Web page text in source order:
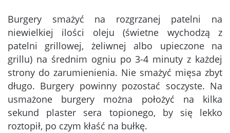
Burgery smażyć na rozgrzanej patelni na
niewielkiej ilości oleju (świetne wychodzą z
patelni grillowej, żeliwnej albo upieczone na
grillu) na średnim ogniu po 3-4 minuty z każdej
strony do zarumienienia. Nie smażyć mięsa zbyt
długo. Burgery powinny pozostać soczyste. Na
usmażone burgery można położyć na kilka
sekund plaster sera topionego, by się lekko
roztopił, po czym kłaść na bułkę.